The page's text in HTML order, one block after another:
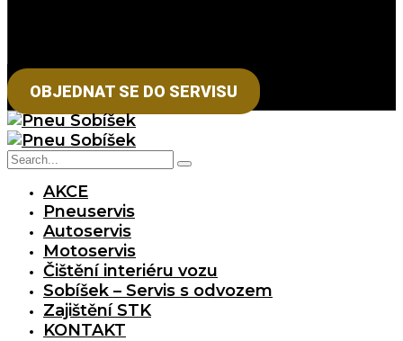
OBJEDNAT SE DO SERVISU
AKCE
Pneuservis
Autoservis
Motoservis
Čištění interiéru vozu
Sobíšek – Servis s odvozem
Zajištění STK
KONTAKT